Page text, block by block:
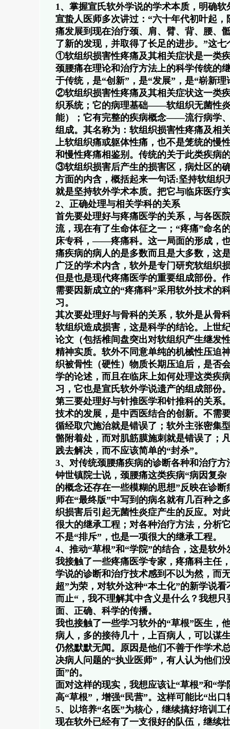
1、掌握宣氏软外学说的学术本质，明确软
宣蛰人医师多次讲过：“六十年代初叶起
痛发展到现在治疗颈、肩、臂、背、腰、
了新的发现，并取得了长足的进步。”这
①软组织损害性疼痛及其相关症状是一类
颈腰痛在理论和治疗方法上的科学传统的
于传统，是“创新”，是“发展”，是“崭新理
②软组织损害性疼痛及其相关症状这一类
织系统；它的病理基础——软组织无菌性
能）；它有完整的疾病概念——流行病学
组成。其名称为：软组织损害性疼痛及相
上软组织痛或躯体性痛，也不是笼统的慢
和慢性疼痛相鉴别。传统的关于此类疾病
③软组织损害后产生的损害区，病灶区的
方面的内含，概括起来一句话:坚持软组织
就是坚持软外学术本质。把它与临床医疗
2、正确处理与相关学科的关系
首先要处理好与疼痛医学的关系，与各医
流，现在有了生命体征之一；“疼痛”命
床专科，——疼痛科。这一局面的形成，
痛疾病的病人的是多数而且是大多数，这
广泛的学术内含，软外是专门研究软组织
但是也是现代疼痛医学的重要组成部份。
需要因新成立的“疼痛科”采用软外技术的
习。
其次要处理好与骨科的关系，软外是从骨
软组织造成损害，这是科学的结论。上世
论文（包括椎间盘突出对软组织产生继发
精神实质。软外不同意单纯的机械性压迫
织被骨性（硬性）物质长期压迫后，是否
学的论述，而且在临床上如何处理这类疾
习，它也是宣氏软外学说遗产的组成部份
第三要处理好与针推医学和针推科的关系
技术的发展，是中西医结合的创新。不需
循经取穴施治就是错误了；软外主张密集
骼附着处，而对肌筋膜施刺就是错误了；
践去解决，而不应该简单的“封杀”。
3、对传统颈腰痛疾病的诊断各种和治疗
钟世镇院士说，颈腰痛这类疾病“病因复
的概念还存在一些模糊的思想”反映在诊
师在“最终版”中写到的病名就有几百种之
织损害后引起无菌性炎症产生的反应。对
很大的继承工程；对各种治疗方法，分析
不是“排斥”，也是一项很大的继承工程。
4、推动“草根”和“学院”的结合，这是软
我接触了一些疼痛医学专家，疼痛科主任
学说的诊断和治疗技术感到不以为然，而
超”为荣，对软外这种“本土化”的新学说
而止“，我不理解其中含义是什么？我想
面、正确、科学的传播。
我也接触了一些学习软外的“草根”医生，
病人，多的接待几十，上百病人，可以谋
仍然默默无闻。原因是他们不善于作学术
决病人问题的“执业医师”，有人认为他们
面”的。
面对这样的现实，我想应该让“草根”和“
高“草根”，增强“民营”。这样可能比“出
5、以培养“名医”为核心，继续搞好培训工
现在软外已经有了一支很好的队伍，继续